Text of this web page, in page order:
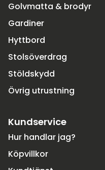
Golvmatta & brodyr
Gardiner
Hyttbord
Stolsöverdrag
Stöldskydd
Övrig utrustning
Kundservice
Hur handlar jag?
Köpvillkor